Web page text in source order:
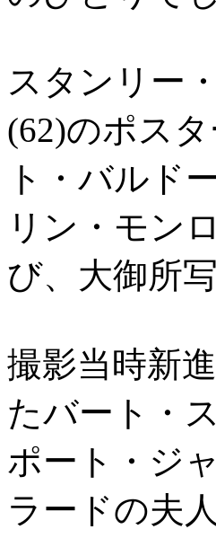
スタンリー
(62)のポス
ト・バルド
リン・モン
び、大御所
撮影当時新
たバート・
ポート・ジ
ラードの夫